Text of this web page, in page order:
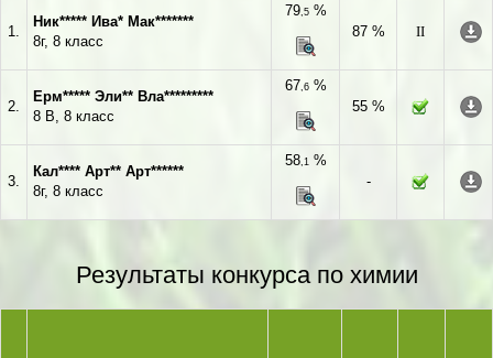
1.
Ник***** Ива* Мак*******
8г, 8 класс
79,5%
87 %
II
2.
Ерм***** Эли** Вла*********
8 В, 8 класс
67,6%
55 %
3.
Кал**** Арт** Арт******
8г, 8 класс
58,1%
-
Результаты конкурса по химии